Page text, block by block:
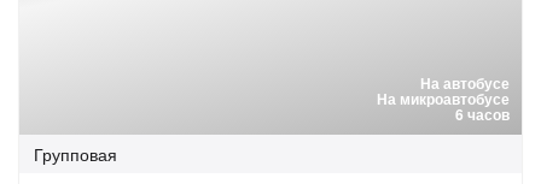
На автобусе
На микроавтобусе
6 часов
Групповая